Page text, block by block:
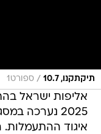
תיקתקנו, 10.7 / ספורט1
אליפות ישראל
2025 נערכה
איגוד ההתעמלות.